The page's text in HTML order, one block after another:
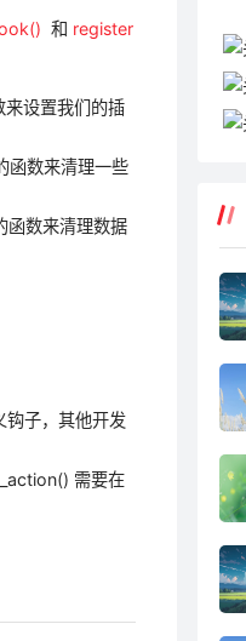
和 register
设置我们的插
函数来清理一些
函数来清理数据
子，其他开发
需要在